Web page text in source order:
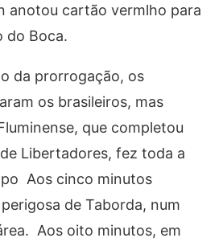
anotou cartão vermlho para
do Boca.
da prorrogação, os
os brasileiros, mas
que completou
Libertadores, fez toda a
Aos cinco minutos
de Taborda, num
Aos oito minutos, em